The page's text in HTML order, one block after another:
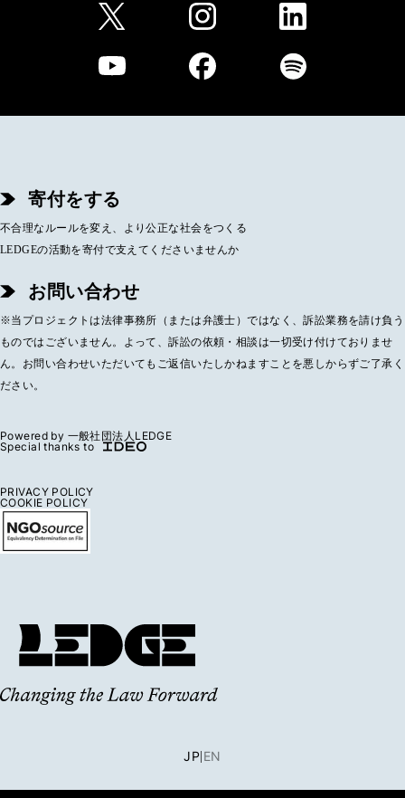
寄付をする
不合理なルールを変え、より公正な社会をつくる
LEDGEの活動を寄付で支えてくださいませんか
お問い合わせ
※当プロジェクトは法律事務所（または弁護士）ではなく、訴訟業務を請け負う
ものではございません。よって、訴訟の依頼・相談は一切受け付けておりませ
ん。お問い合わせいただいてもご返信いたしかねますことを悪しからずご了承く
ださい。
Powered by 一般社団法人LEDGE
Special thanks to
PRIVACY POLICY
COOKIE POLICY
JP EN